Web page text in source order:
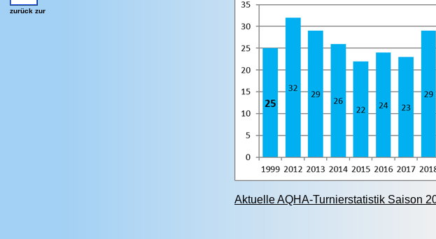
zurück zur
Aktuelle AQHA-Turnierstatistik Saison